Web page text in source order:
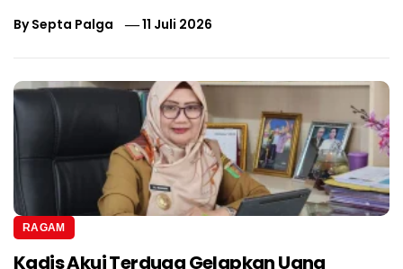
BySepta Palga 11 Juli 2026
RAGAM
Kadis Akui Terduga Gelapkan Uang